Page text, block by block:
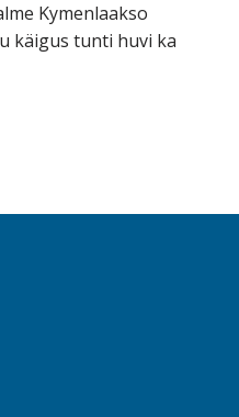
Kymenlaakso
käigus tunti huvi ka